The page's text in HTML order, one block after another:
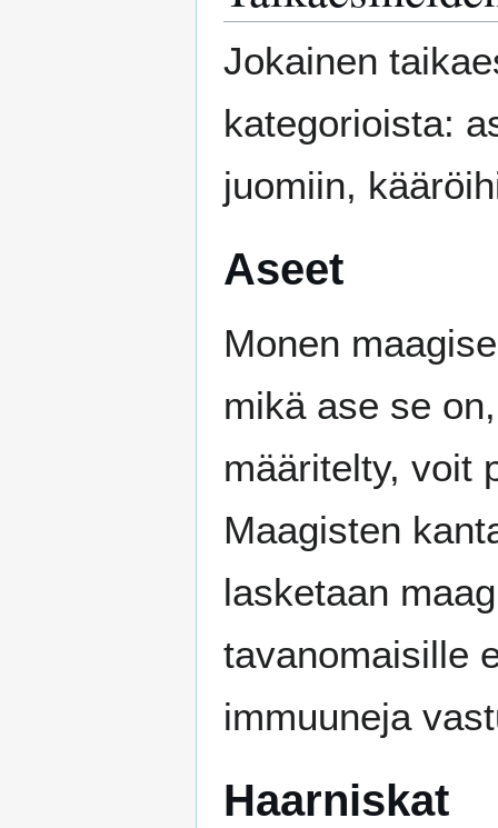
Jokainen
kategorioista:
juomiin,
Aseet
Monen
mikä ase se
määritelty, voit
Maagisten
lasketaan
tavanomaisille
immuuneja
Haarniskat